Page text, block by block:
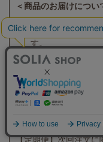
＜商品のお届けについ
8/7(金)12:00以降
す。
8/12(水)12:00以
す。
＜お問合せについて＞
回答致します。
【定期便】次回注文に